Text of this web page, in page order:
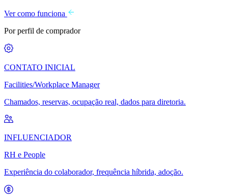
Ver como funciona
Por perfil de comprador
CONTATO INICIAL
Facilities/Workplace Manager
Chamados, reservas, ocupação real, dados para diretoria.
INFLUENCIADOR
RH e People
Experiência do colaborador, frequência híbrida, adoção.